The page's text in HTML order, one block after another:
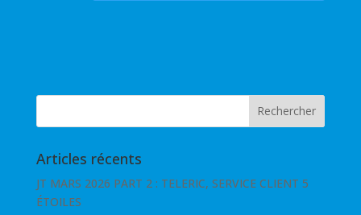
Articles récents
JT MARS 2026 PART 2 : TELERIC, SERVICE CLIENT 5
ÉTOILES